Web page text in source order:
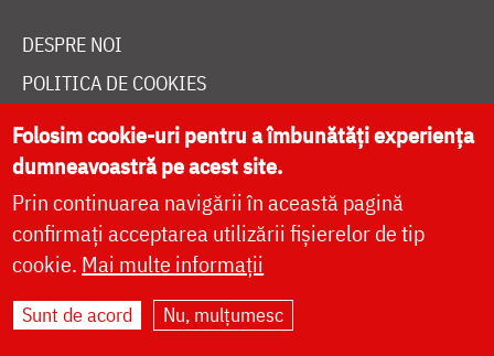
DESPRE NOI
POLITICA DE COOKIES
DONEAZĂ ONLINE PENTRU CATEDRALA NAȚIONALĂ
LIVE
Site dezvoltat deDOXOLOGIA MEDIA
Arhiepiscopia Iașilor | ©
Folosim cookie-uri pentru a îmbunătăți experiența
dumneavoastră pe acest site.
Prin continuarea navigării în această pagină
confirmați acceptarea utilizării fișierelor de tip
cookie. Mai multe informații
Sunt de acord Nu, mulțumesc